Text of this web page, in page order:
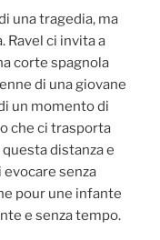
una tragedia, ma
Ravel ci invita a
corte spagnola
di una giovane
un momento di
che ci trasporta
distanza e
senza
pour une infante
e senza tempo.